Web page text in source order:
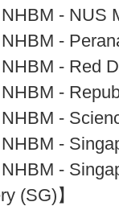
- NUS
-
- Red
-
-
-
-
(SG)】